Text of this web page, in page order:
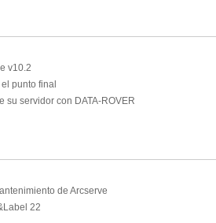
v10.2
punto final
su servidor con DATA-ROVER
de Arcserve
22